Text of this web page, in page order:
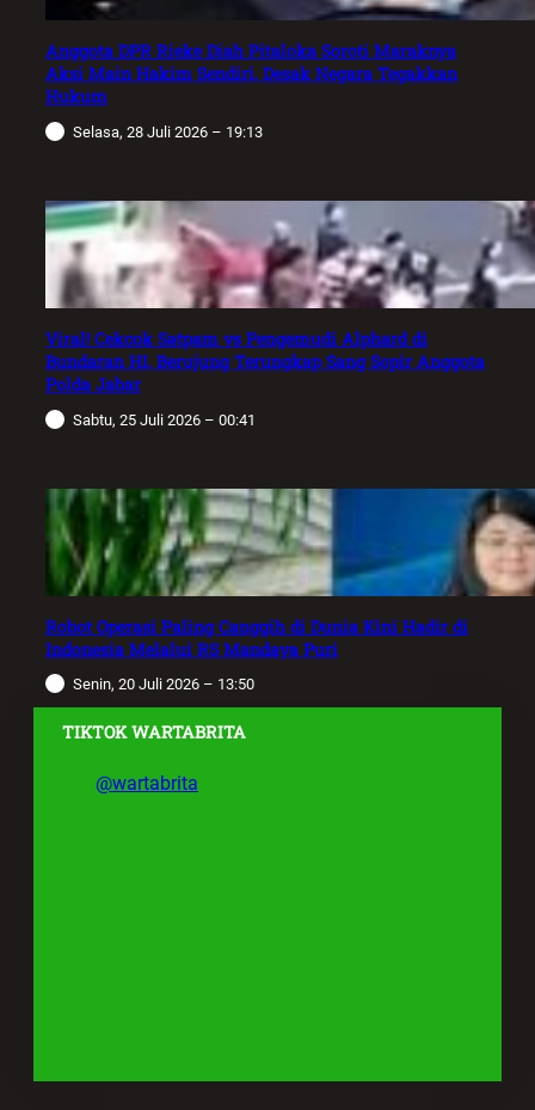
Anggota DPR Rieke Diah Pitaloka Soroti Maraknya
Aksi Main Hakim Sendiri, Desak Negara Tegakkan
Hukum
Selasa, 28 Juli 2026 – 19:13
Viral! Cekcok Satpam vs Pengemudi Alphard di
Bundaran HI, Berujung Terungkap Sang Sopir Anggota
Polda Jabar
Sabtu, 25 Juli 2026 – 00:41
Robot Operasi Paling Canggih di Dunia Kini Hadir di
Indonesia Melalui RS Mandaya Puri
Senin, 20 Juli 2026 – 13:50
TIKTOK WARTABRITA
@wartabrita